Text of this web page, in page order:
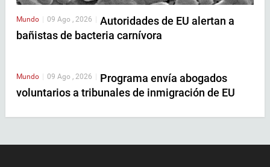
Mundo 09 Ago , 2026
Autoridades de EU alertan a
bañistas de bacteria carnívora
Mundo | 09 Ago , 2026 | Programa envía abogados
voluntarios a tribunales de inmigración de EU